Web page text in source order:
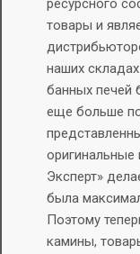
ресурсного
товары и
наших
банных печей
еще больше
оригинальные
Эксперт»
была
Поэтому
камины,